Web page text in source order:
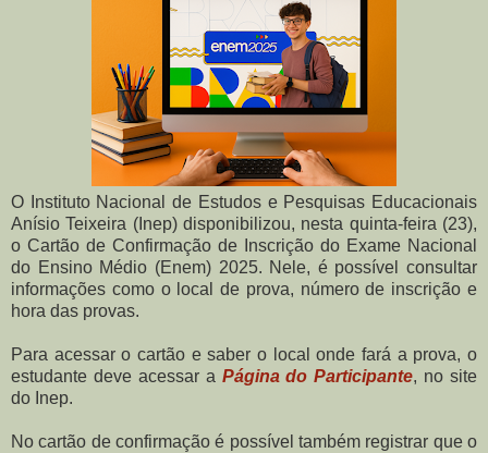
O Instituto Nacional de Estudos e Pesquisas Educacionais
Anísio Teixeira (Inep) disponibilizou, nesta quinta-feira (23),
o Cartão de Confirmação de Inscrição do Exame Nacional
do Ensino Médio (Enem) 2025. Nele, é possível consultar
informações como o local de prova, número de inscrição e
hora das provas.
Para acessar o cartão e saber o local onde fará a prova, o
estudante deve acessar a Página do Participante, no site
do Inep.
No cartão de confirmação é possível também registrar que o